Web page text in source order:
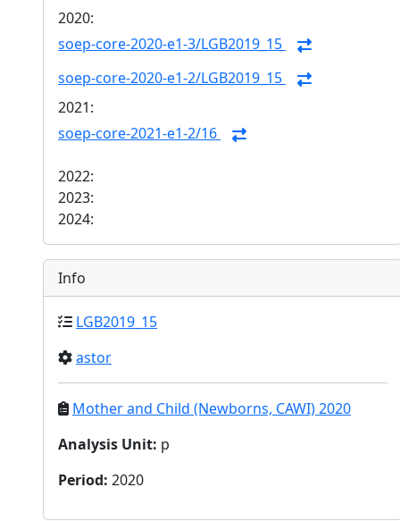
2020:
soep-core-2020-e1-3/LGB2019_15
soep-core-2020-e1-2/LGB2019_15
2021:
soep-core-2021-e1-2/16
2022:
2023:
2024:
Info
LGB2019_15
astor
Mother and Child (Newborns, CAWI) 2020
Analysis Unit: p
Period: 2020